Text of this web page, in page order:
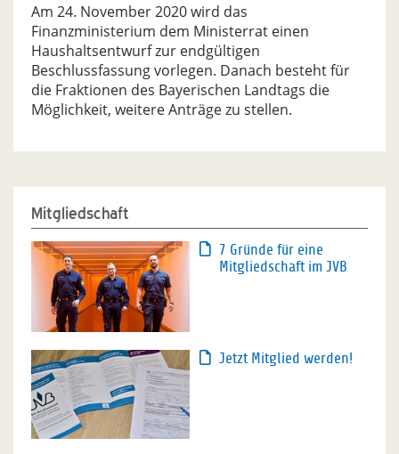
Am 24. November 2020 wird das
Finanzministerium dem Ministerrat einen
Haushaltsentwurf zur endgültigen
Beschlussfassung vorlegen. Danach besteht für
die Fraktionen des Bayerischen Landtags die
Möglichkeit, weitere Anträge zu stellen.
Mitgliedschaft
7 Gründe für eine
Mitgliedschaft im JVB
Jetzt Mitglied werden!